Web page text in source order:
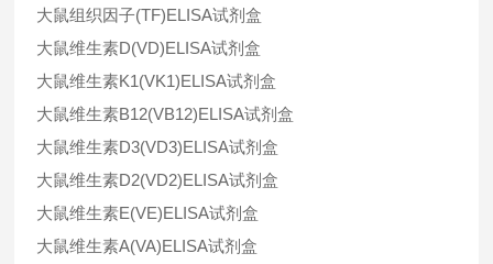
大鼠组织因子(TF)ELISA试剂盒
大鼠维生素D(VD)ELISA试剂盒
大鼠维生素K1(VK1)ELISA试剂盒
大鼠维生素B12(VB12)ELISA试剂盒
大鼠维生素D3(VD3)ELISA试剂盒
大鼠维生素D2(VD2)ELISA试剂盒
大鼠维生素E(VE)ELISA试剂盒
大鼠维生素A(VA)ELISA试剂盒